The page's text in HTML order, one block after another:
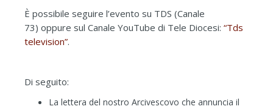
È possibile seguire l’evento su TDS (Canale
73) oppure sul Canale YouTube di Tele Diocesi: “Tds
television”.
Di seguito:
La lettera del nostro Arcivescovo che annuncia il